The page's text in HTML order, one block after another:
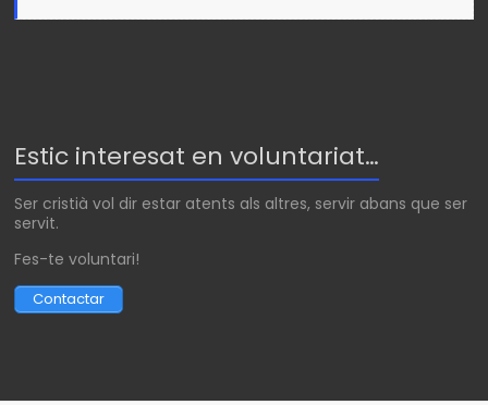
Estic interesat en voluntariat…
Ser cristià vol dir estar atents als altres, servir abans que ser
servit.
Fes-te voluntari!
Contactar